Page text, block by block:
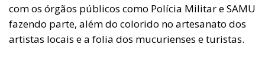
com os órgãos públicos como Polícia Militar e SAMU
fazendo parte, além do colorido no artesanato dos
artistas locais e a folia dos mucurienses e turistas.